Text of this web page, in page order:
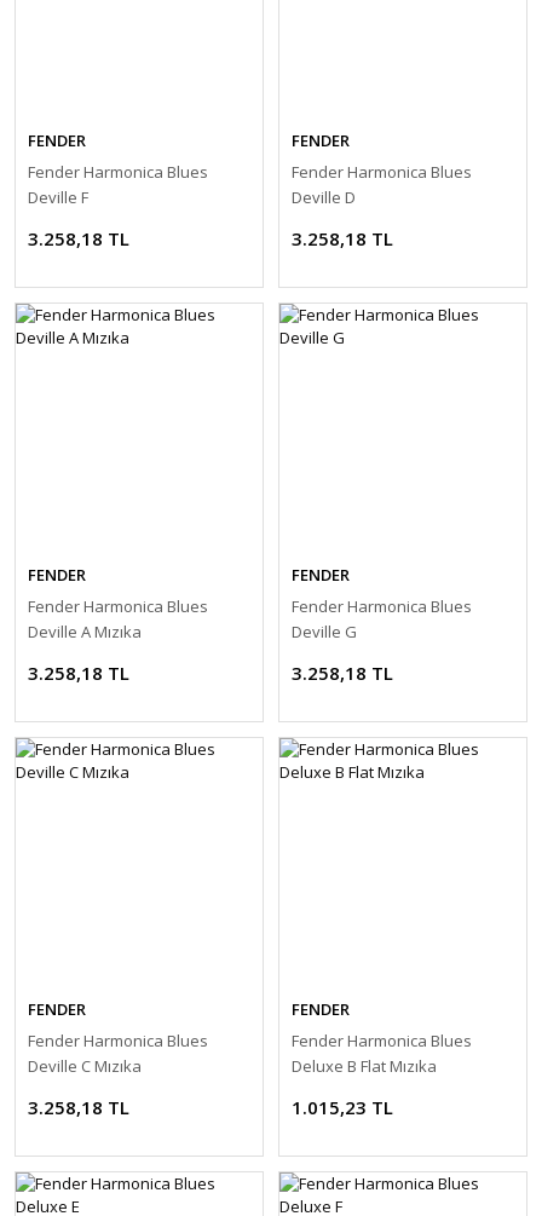
FENDER
Fender Harmonica Blues
Deville F
3.258,18 TL
FENDER
Fender Harmonica Blues
Deville D
3.258,18 TL
FENDER
Fender Harmonica Blues
Deville A Mızıka
3.258,18 TL
FENDER
Fender Harmonica Blues
Deville G
3.258,18 TL
FENDER
Fender Harmonica Blues
Deville C Mızıka
3.258,18 TL
FENDER
Fender Harmonica Blues
Deluxe B Flat Mızıka
1.015,23 TL